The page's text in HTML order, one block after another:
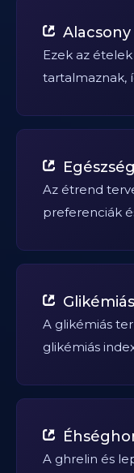
Ezek az
tartalmaznak,
Az étrend
preferenciák
A glikémiás
glikémiás
A ghrelin és